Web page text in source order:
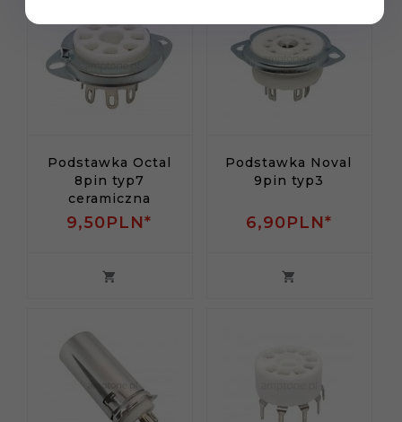
Podstawka Octal
8pin typ7
ceramiczna
9,50PLN*
Podstawka Noval
9pin typ3
6,90PLN*